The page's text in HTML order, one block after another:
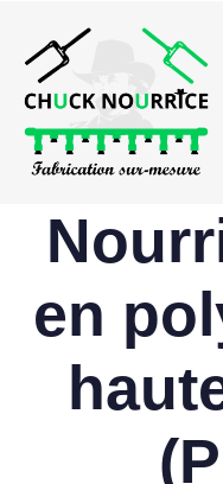
en